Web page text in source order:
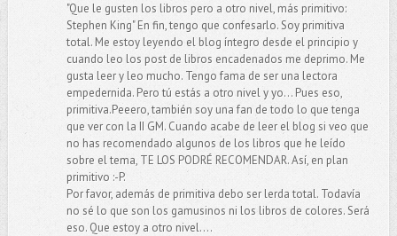
"Que le gusten los libros pero a otro nivel, más primitivo:
Stephen King" En fin, tengo que confesarlo. Soy primitiva
total. Me estoy leyendo el blog íntegro desde el principio y
cuando leo los post de libros encadenados me deprimo. Me
gusta leer y leo mucho. Tengo fama de ser una lectora
empedernida. Pero tú estás a otro nivel y yo... Pues eso,
primitiva.Peeero, también soy una fan de todo lo que tenga
que ver con la II GM. Cuando acabe de leer el blog si veo que
no has recomendado algunos de los libros que he leído
sobre el tema, TE LOS PODRÉ RECOMENDAR. Así, en plan
primitivo :-P.
Por favor, además de primitiva debo ser lerda total. Todavía
no sé lo que son los gamusinos ni los libros de colores. Será
eso. Que estoy a otro nivel....